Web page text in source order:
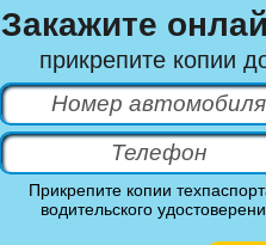
Закажите
прикрепите копии
Прикрепите копии
водительского